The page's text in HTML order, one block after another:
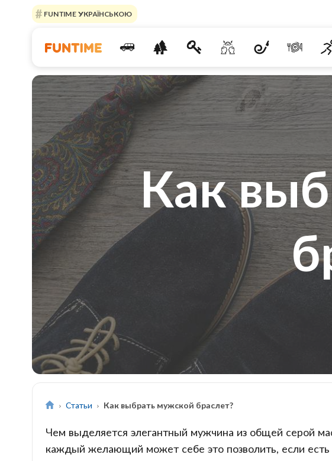
FUNTIME УКРАЇНСЬКОЮ
Как
Статьи Как выбрать мужской браслет?
Чем выделяется элегантный мужчина из общей серой
каждый желающий может себе это позволить, если